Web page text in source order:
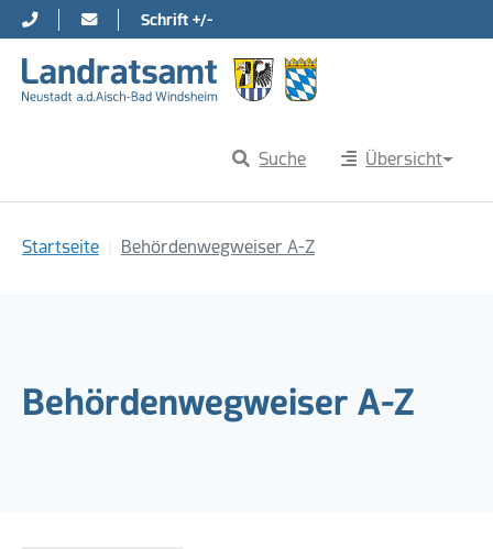
Direkt zur Hauptnavigation springen
Direkt zum Inhalt springen
Schrift +/-
Suche Übersicht
Startseite Behördenwegweiser A-Z
Behördenwegweiser A-Z